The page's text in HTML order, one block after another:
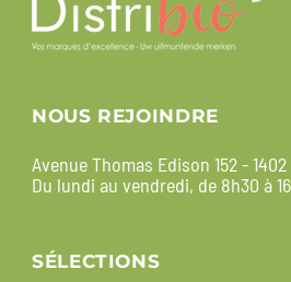
NOUS REJOINDRE
Avenue Thomas Edison 152 -
Du lundi au vendredi, de 8h30 à
SÉLECTIONS